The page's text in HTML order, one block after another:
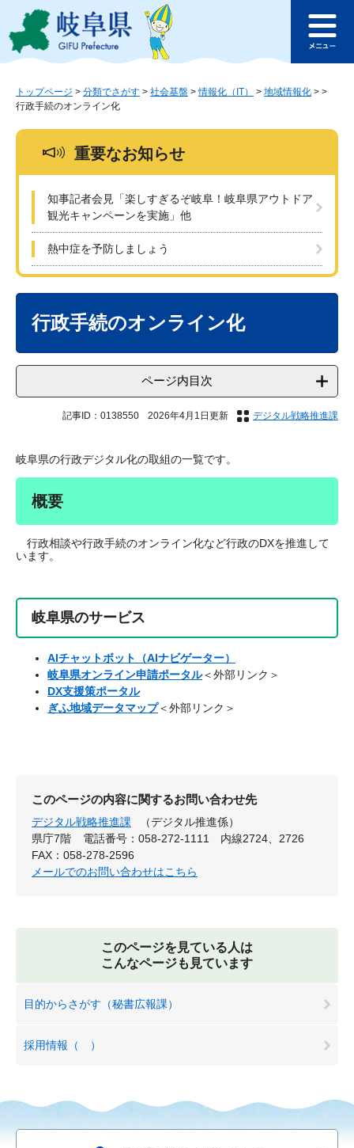
ジ
ュ
このページの本文へ
ュ
トップページ > 分類でさがす > 社会基盤 >情報化（IT） > 地域情報化 > >
行政手続のオンライン化
重要なお知らせ
知事記者会見「楽しすぎるぞ岐阜！岐阜県アウトドア
観光キャンペーンを実施」他
熱中症を予防しましょう
行政手続のオンライン化
ページ内目次
記事ID：0138550 2026年4月1日更新 デジタル戦略推進課
岐阜県の行政デジタル化の取組の一覧です。
概要
行政相談や行政手続のオンライン化など行政のDXを推進して
います。
岐阜県のサービス
AIチャットボット（AIナビゲーター）
岐阜県オンライン申請ポータル＜外部リンク＞
DX支援策ポータル
ぎふ地域データマップ＜外部リンク＞
このページの内容に関するお問い合わせ先
デジタル戦略推進課
（デジタル推進係）
県庁7階
電話番号：058-272-1111 内線2724、2726
FAX：058-278-2596
メールでのお問い合わせはこちら
このページを見ている人は
こんなページも見ています
目的からさがす（秘書広報課）
採用情報（ ）